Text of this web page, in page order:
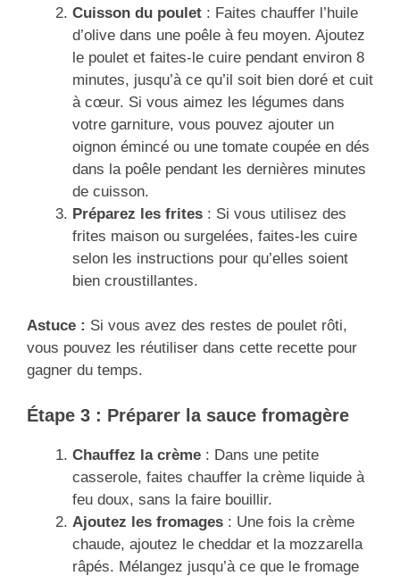
Cuisson du poulet : Faites chauffer l’huile
d’olive dans une poêle à feu moyen. Ajoutez
le poulet et faites-le cuire pendant environ 8
minutes, jusqu’à ce qu’il soit bien doré et cuit
à cœur. Si vous aimez les légumes dans
votre garniture, vous pouvez ajouter un
oignon émincé ou une tomate coupée en dés
dans la poêle pendant les dernières minutes
de cuisson.
Préparez les frites : Si vous utilisez des
frites maison ou surgelées, faites-les cuire
selon les instructions pour qu’elles soient
bien croustillantes.
Astuce : Si vous avez des restes de poulet rôti,
vous pouvez les réutiliser dans cette recette pour
gagner du temps.
Étape 3 : Préparer la sauce fromagère
Chauffez la crème : Dans une petite
casserole, faites chauffer la crème liquide à
feu doux, sans la faire bouillir.
Ajoutez les fromages : Une fois la crème
chaude, ajoutez le cheddar et la mozzarella
râpés. Mélangez jusqu’à ce que le fromage